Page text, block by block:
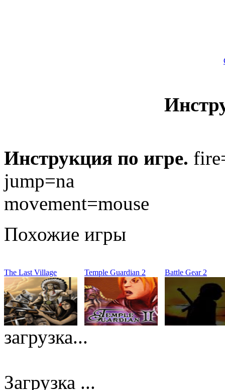
Инструкция по игре.
jump=na
movement=mouse
Похожие игры
The Last Village Temple Guardian 2 Battle Gear 2
загрузка...
Загрузка ...